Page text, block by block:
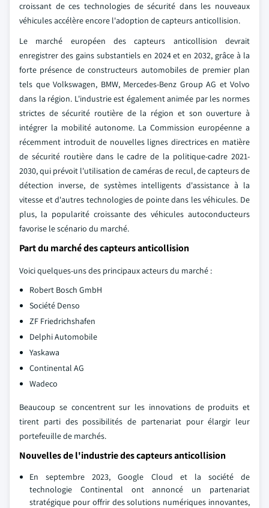
croissant de ces technologies de sécurité dans les nouveaux
véhicules accélère encore l'adoption de capteurs anticollision.
Le marché européen des capteurs anticollision devrait
enregistrer des gains substantiels en 2024 et en 2032, grâce à la
forte présence de constructeurs automobiles de premier plan
tels que Volkswagen, BMW, Mercedes-Benz Group AG et Volvo
dans la région. L'industrie est également animée par les normes
strictes de sécurité routière de la région et son ouverture à
intégrer la mobilité autonome. La Commission européenne a
récemment introduit de nouvelles lignes directrices en matière
de sécurité routière dans le cadre de la politique-cadre 2021-
2030, qui prévoit l'utilisation de caméras de recul, de capteurs de
détection inverse, de systèmes intelligents d'assistance à la
vitesse et d'autres technologies de pointe dans les véhicules. De
plus, la popularité croissante des véhicules autoconducteurs
favorise le scénario du marché.
Part du marché des capteurs anticollision
Voici quelques-uns des principaux acteurs du marché :
Robert Bosch GmbH
Société Denso
ZF Friedrichshafen
Delphi Automobile
Yaskawa
Continental AG
Wadeco
Beaucoup se concentrent sur les innovations de produits et
tirent parti des possibilités de partenariat pour élargir leur
portefeuille de marchés.
Nouvelles de l'industrie des capteurs anticollision
En septembre 2023, Google Cloud et la société de
technologie Continental ont annoncé un partenariat
stratégique pour offrir des solutions numériques innovantes,